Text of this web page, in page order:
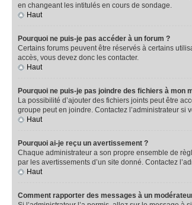
en changeant les intitulés en cours de sondage.
Haut
Pourquoi ne puis-je pas accéder à un forum ?
Certains forums peuvent être réservés à certains
accès, vous devez donc les contacter.
Haut
Pourquoi ne puis-je pas joindre des fichiers à mon
La possibilité d’ajouter des fichiers joints peut être
groupe peut en joindre. Contactez l’administrateur
Haut
Pourquoi ai-je reçu un avertissement ?
Chaque administrateur a son propre ensemble de
par les avertissements d’un site donné. Contactez
Haut
Comment rapporter des messages à un